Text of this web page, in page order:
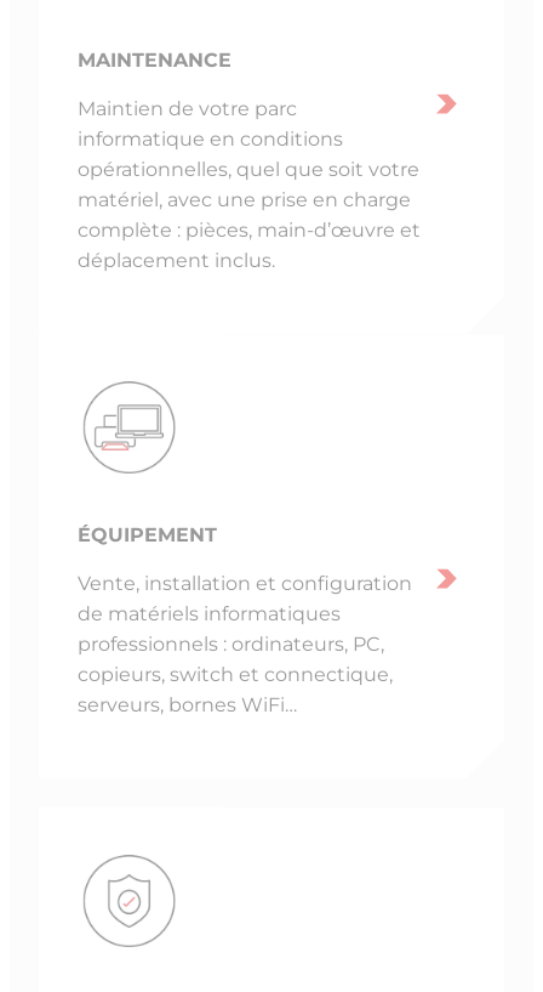
MAINTENANCE
Maintien de votre parc
informatique en conditions
opérationnelles, quel que soit votre
matériel, avec une prise en charge
complète : pièces, main-d’œuvre et
déplacement inclus.
ÉQUIPEMENT
Vente, installation et configuration
de matériels informatiques
professionnels : ordinateurs, PC,
copieurs, switch et connectique,
serveurs, bornes WiFi…